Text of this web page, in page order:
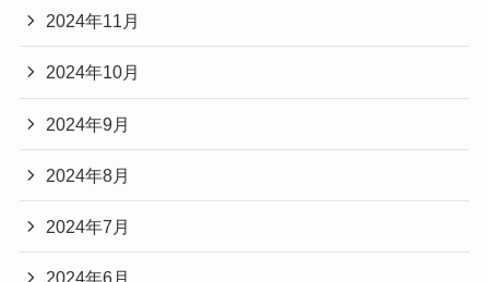
2024年11月
2024年10月
2024年9月
2024年8月
2024年7月
2024年6月